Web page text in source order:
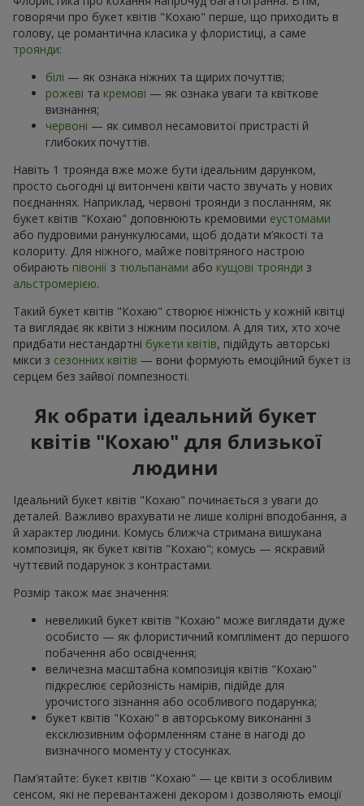
говорячи про букет квітів "Кохаю" перше, що приходить в
голову, це романтична класика у флористиці, а саме
троянди:
білі — як ознака ніжних та щирих почуттів;
рожеві та кремові — як ознака уваги та квіткове
визнання;
червоні — як символ несамовитої пристрасті й
глибоких почуттів.
Навіть 1 троянда вже може бути ідеальним дарунком,
просто сьогодні ці витончені квіти часто звучать у нових
поєднаннях. Наприклад, червоні троянди з посланням, як
букет квітів "Кохаю" доповнюють кремовими еустомами
або пудровими ранункулюсами, щоб додати м’якості та
колориту. Для ніжного, майже повітряного настрою
обирають півонії з тюльпанами або кущові троянди з
альстромерією.
Такий букет квітів "Кохаю" створює ніжність у кожній квітці
та виглядає як квіти з ніжним посилом. А для тих, хто хоче
придбати нестандартні букети квітів, підійдуть авторські
мікси з сезонних квітів — вони формують емоційний букет із
серцем без зайвої помпезності.
Як обрати ідеальний букет
квітів "Кохаю" для близької
людини
Ідеальний букет квітів "Кохаю" починається з уваги до
деталей. Важливо врахувати не лише колірні вподобання, а
й характер людини. Комусь ближча стримана вишукана
композиція, як букет квітів "Кохаю"; комусь — яскравий
чуттєвий подарунок з контрастами.
Розмір також має значення:
невеликий букет квітів "Кохаю" може виглядати дуже
особисто — як флористичний комплімент до першого
побачення або освідчення;
величезна масштабна композиція квітів "Кохаю"
підкреслює серйозність намірів, підійде для
урочистого зізнання або особливого подарунка;
букет квітів "Кохаю" в авторському виконанні з
ексклюзивним оформленням стане в нагоді до
визначного моменту у стосунках.
Пам’ятайте: букет квітів "Кохаю" — це квіти з особливим
сенсом, які не перевантажені декором і дозволяють емоції